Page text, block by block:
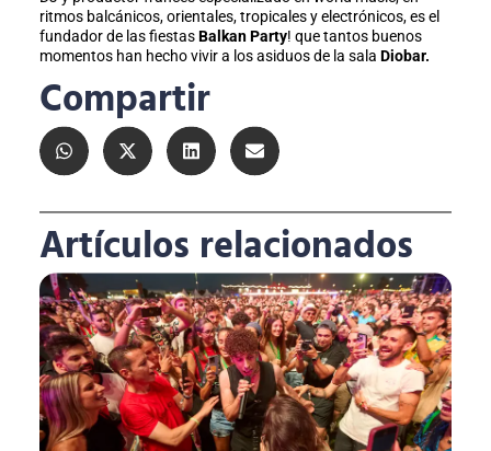
ritmos balcánicos, orientales, tropicales y electrónicos, es el
fundador de las fiestasBalkan Party! que tantos buenos
momentos han hecho vivir a los asiduos de la sala Diobar.
Compartir
Artículos relacionados